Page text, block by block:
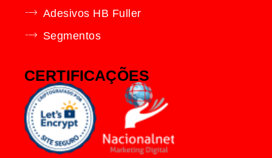
Adesivos HB Fuller
Segmentos
CERTIFICAÇÕES